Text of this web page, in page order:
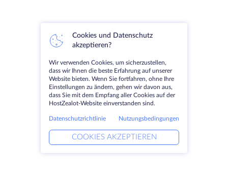
Cookies und Datenschutz
akzeptieren?
Wir verwenden Cookies, um sicherzustellen,
dass wir Ihnen die beste Erfahrung auf unserer
Website bieten. Wenn Sie fortfahren, ohne Ihre
Einstellungen zu ändern, gehen wir davon aus,
dass Sie mit dem Empfang aller Cookies auf der
HostZealot-Website einverstanden sind.
Datenschutzrichtlinie Nutzungsbedingungen
COOKIES AKZEPTIEREN